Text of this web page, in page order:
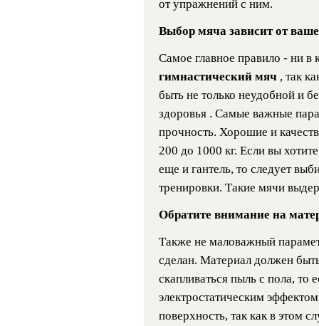
от упражнений с ним.
Выбор мяча зависит от
Самое главное правило - ни в
гимнастический мяч , так
быть не только неудобной и
здоровья . Самые важные
прочность. Хорошие и
200 до 1000 кг. Если вы
еще и гантель, то следует
тренировки. Такие мячи
Обратите внимание на
Также не маловажный
сделан. Материал должен
скапливаться пыль с пола,
электростатическим
поверхность, так как в этом